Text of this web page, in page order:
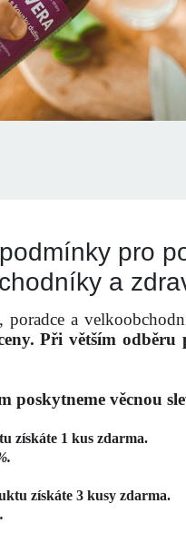
pro
a
poradce a
Při větším odběru
poskytneme věcnou
získáte 1 kus zdarma.
získáte 3 kusy zdarma.